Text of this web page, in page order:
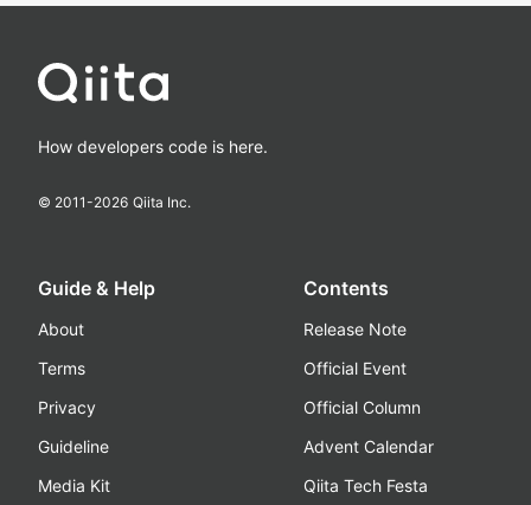
How developers code is here.
© 2011-2026 Qiita Inc.
Guide & Help
About
Terms
Privacy
Guideline
Media Kit
Contents
Release Note
Official Event
Official Column
Advent Calendar
Qiita Tech Festa